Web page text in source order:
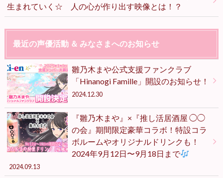
生まれていく☆ 人の心が作り出す映像とは！？
最近の声優活動 ＆ みなさまへのお知らせ
雛乃木まや公式支援ファンクラブ
「Hinanogi Famille」開設のお知らせ！
2024.12.30
『雛乃木まや』×『推し活居酒屋 ◯◯
の会』期間限定豪華コラボ！特設コラ
ボルームやオリジナルドリンクも！
2024年9月12日〜9月18日まで
2024.09.13